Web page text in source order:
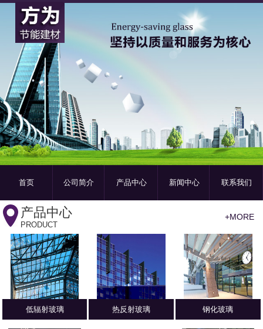
首页 公司简介 产品中心 新闻中心 联系我们
产品中心
PRODUCT
+MORE
低辐射玻璃 热反射玻璃 钢化玻璃